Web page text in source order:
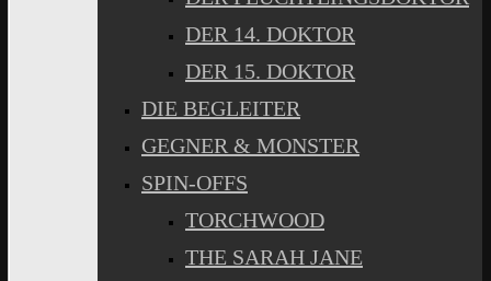
DER 14. DOKTOR
DER 15. DOKTOR
DIE BEGLEITER
GEGNER & MONSTER
SPIN-OFFS
TORCHWOOD
THE SARAH JANE